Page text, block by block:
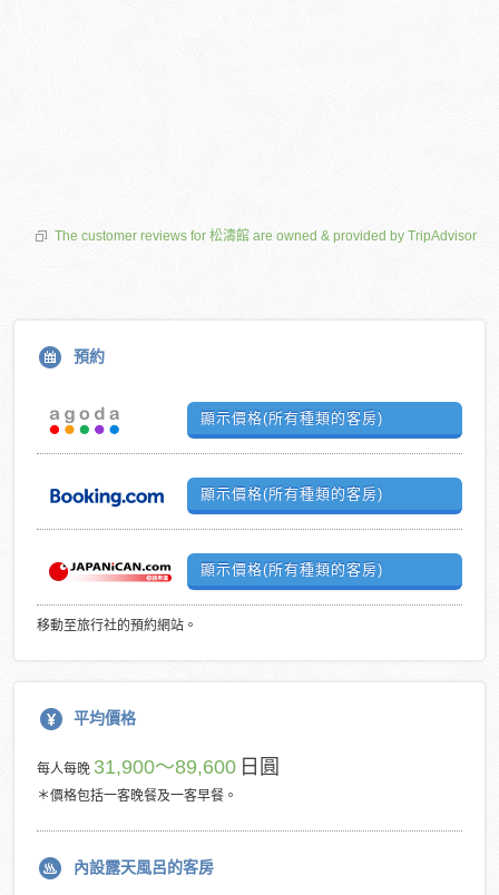
The customer reviews for 松濤館 are owned & provided by TripAdvisor
預約
顯示價格(所有種類的客房)
顯示價格(所有種類的客房)
顯示價格(所有種類的客房)
移動至旅行社的預約網站。
平均價格
每人每晚 31,900～89,600 日圓
＊價格包括一客晚餐及一客早餐。
內設露天風呂的客房